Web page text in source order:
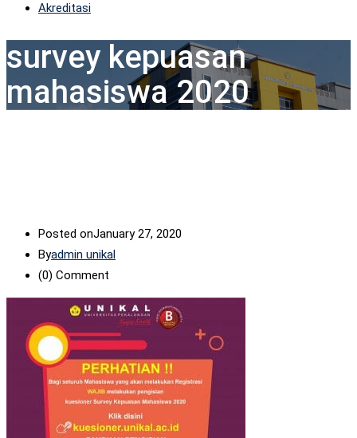
Akreditasi
survey kepuasan
mahasiswa 2020
Posted onJanuary 27, 2020
Byadmin unikal
(0) Comment